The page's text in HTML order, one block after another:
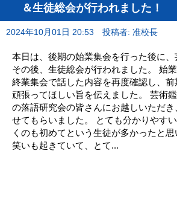
＆生徒総会が行われました！
2024年10月01日 20:53 投稿者: 准校長
本日は、後期の始業集会を行った後に、
その後、生徒総会が行われました。 始
終業集会で話した内容を再度確認し、
頑張ってほしい旨を伝えました。 芸術
の落語研究会の皆さんにお越しいただ
せてもらいました。 とても分かりやす
くのも初めてという生徒が多かったと
笑いも起きていて、とて...